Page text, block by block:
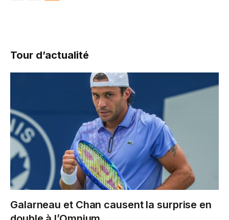
Tour d’actualité
Galarneau et Chan causent la surprise en